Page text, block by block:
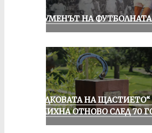
ШОУМЕНЪТ НА ФУТБОЛНАТА
„ПОДКОВАТА НА ЩАСТИЕТО“
УСМИХНА ОТНОВО СЛЕД 70